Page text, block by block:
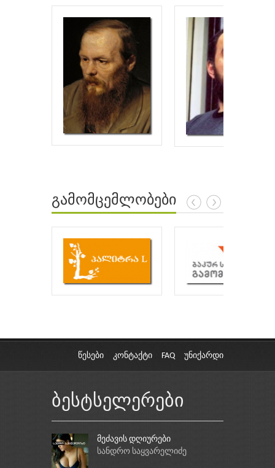
გამომცემლობები
წესები კონტაქტი FAQ უნიქარდი
ბესტსელერები
მეძავის დღიურები
სანდრო საყვარელიძე